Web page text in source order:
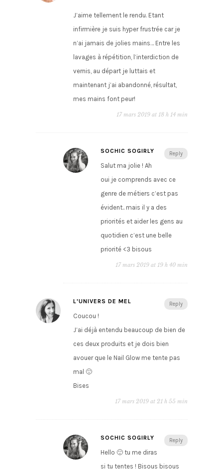
J’aime tellement le rendu. Etant
infirmière je suis hyper frustrée car je
n’ai jamais de jolies mains… Entre les
lavages à répétition, l’interdiction de
vernis, au départ je luttais et
maintenant j’ai abandonné, résultat,
mes mains font peur!
17 mars 2019 at 18 h 14 min
Reply
SOCHIC SOGIRLY
Salut ma jolie ! Ah
oui je comprends avec ce
genre de métiers c’est pas
évident.. mais il y a des
priorités et aider les gens au
quotidien c’est une belle
priorité <3 bisous
17 mars 2019 at 19 h 40 min
Reply
L'UNIVERS DE MEL
Coucou !
J’ai déjà entendu beaucoup de bien de
ces deux produits et je dois bien
avouer que le Nail Glow me tente pas
mal 🙂
Bises
17 mars 2019 at 21 h 55 min
Reply
SOCHIC SOGIRLY
Hello 🙂 tu me diras
si tu tentes ! Bisous bisous